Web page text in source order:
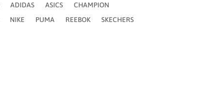
ADIDAS ASICS
CHAMPION
NIKE PUMA REEBOK
SKECHERS